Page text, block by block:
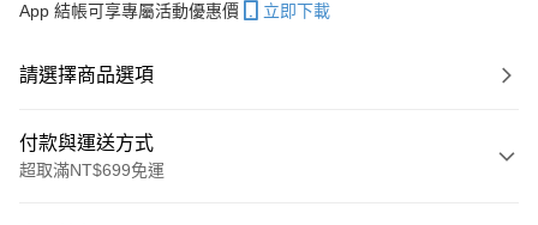
App 結帳可享專屬活動優惠價 立即下載
請選擇商品選項
付款與運送方式
超取滿NT$699免運